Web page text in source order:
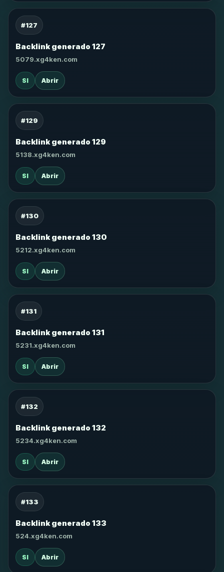
#127
Backlink generado 127
5079.xg4ken.com
SI Abrir
#129
Backlink generado 129
5138.xg4ken.com
SI Abrir
#130
Backlink generado 130
5212.xg4ken.com
SI Abrir
#131
Backlink generado 131
5231.xg4ken.com
SI Abrir
#132
Backlink generado 132
5234.xg4ken.com
SI Abrir
#133
Backlink generado 133
524.xg4ken.com
SI Abrir